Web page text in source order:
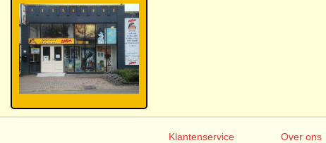
Klantenservice Over ons